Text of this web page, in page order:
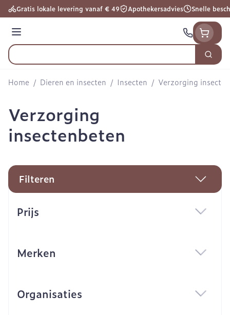
Ga naar de inhoud
Gratis lokale levering vanaf € 49 Apothekersadvies Snelle
Menu
Product, merk, categorie...
Zoek
Home / Dieren en insecten / Insecten / Verzorging
Verzorging
insectenbeten
Filteren
Prijs
Merken
Organisaties